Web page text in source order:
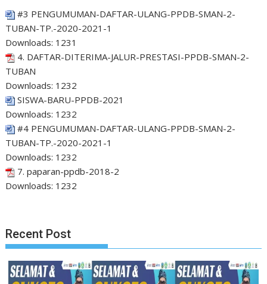
#3 PENGUMUMAN-DAFTAR-ULANG-PPDB-SMAN-2-
TUBAN-TP.-2020-2021-1
Downloads: 1231
4. DAFTAR-DITERIMA-JALUR-PRESTASI-PPDB-SMAN-2-
TUBAN
Downloads: 1232
SISWA-BARU-PPDB-2021
Downloads: 1232
#4 PENGUMUMAN-DAFTAR-ULANG-PPDB-SMAN-2-
TUBAN-TP.-2020-2021-1
Downloads: 1232
7. paparan-ppdb-2018-2
Downloads: 1232
Recent Post